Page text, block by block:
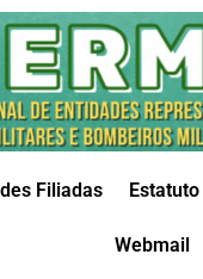
Filiadas Estatuto
Webmail